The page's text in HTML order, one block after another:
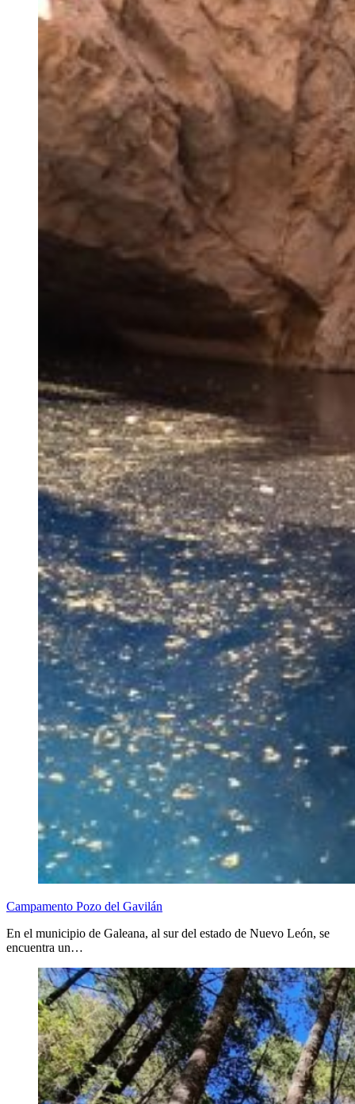
Campamento Pozo del Gavilán
En el municipio de Galeana, al sur del estado de Nuevo León, se
encuentra un…